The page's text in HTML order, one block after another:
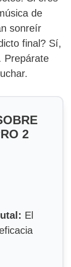
de
sonreír
final? Sí,
Prepárate
2
El